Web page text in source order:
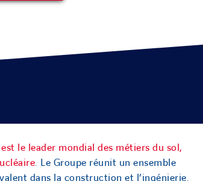
le leader mondial des métiers du sol,
. Le Groupe réunit un ensemble
dans la construction et l’ingénierie.